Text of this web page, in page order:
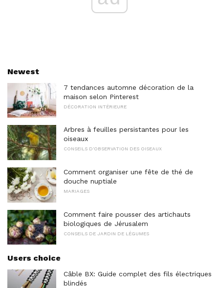
Newest
7 tendances automne décoration de la
maison selon Pinterest
DÉCORATION INTÉRIEURE
Arbres à feuilles persistantes pour les
oiseaux
CONSEILS D'OBSERVATION DES OISEAUX
Comment organiser une fête de thé de
douche nuptiale
MARIAGES
Comment faire pousser des artichauts
biologiques de Jérusalem
CONSEILS DE JARDIN DE LÉGUMES
Users choice
Câble BX: Guide complet des fils électriques
blindés